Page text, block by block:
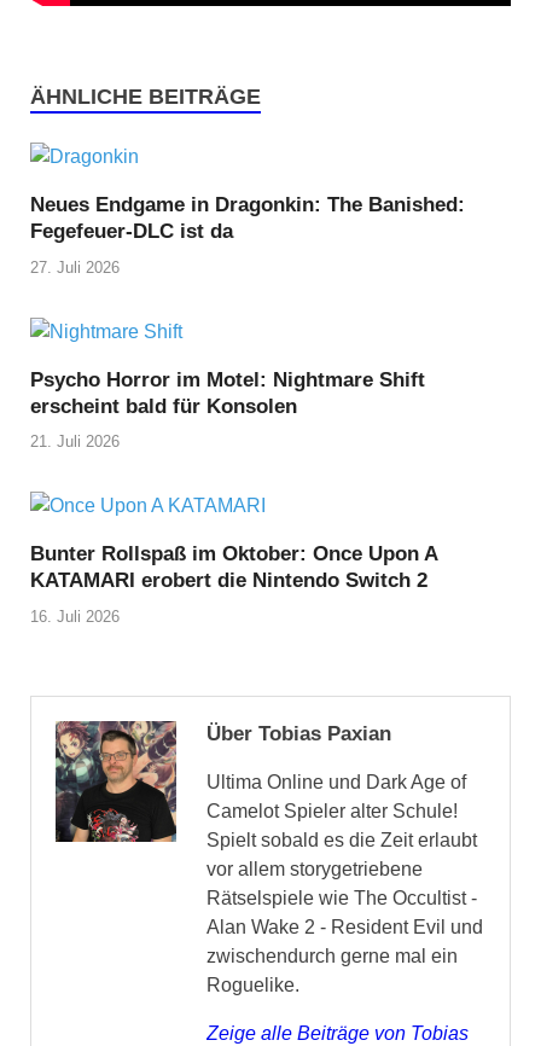
ÄHNLICHE BEITRÄGE
Neues Endgame in Dragonkin: The Banished:
Fegefeuer-DLC ist da
27. Juli 2026
Psycho Horror im Motel: Nightmare Shift
erscheint bald für Konsolen
21. Juli 2026
Bunter Rollspaß im Oktober: Once Upon A
KATAMARI erobert die Nintendo Switch 2
16. Juli 2026
Über Tobias Paxian
Ultima Online und Dark Age of
Camelot Spieler alter Schule!
Spielt sobald es die Zeit erlaubt
vor allem storygetriebene
Rätselspiele wie The Occultist -
Alan Wake 2 - Resident Evil und
zwischendurch gerne mal ein
Roguelike.
Zeige alle Beiträge von Tobias